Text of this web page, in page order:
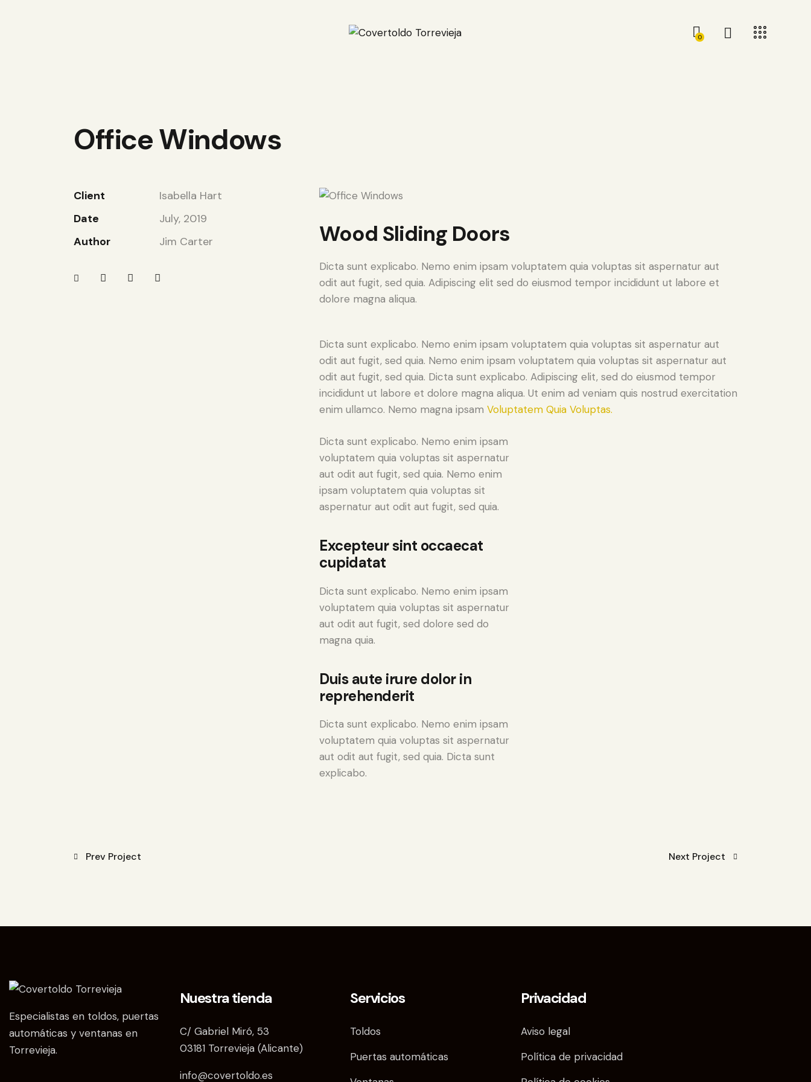
0
Office Windows
Client
Isabella Hart
Date
July, 2019
Author
Jim Carter Wood Sliding Doors
Dicta sunt explicabo. Nemo enim ipsam voluptatem quia voluptas sit aspernatur aut
odit aut fugit, sed quia. Adipiscing elit sed do eiusmod tempor incididunt ut labore et
dolore magna aliqua.
Dicta sunt explicabo. Nemo enim ipsam voluptatem quia voluptas sit aspernatur aut
odit aut fugit, sed quia. Nemo enim ipsam voluptatem quia voluptas sit aspernatur aut
odit aut fugit, sed quia. Dicta sunt explicabo. Adipiscing elit, sed do eiusmod tempor
incididunt ut labore et dolore magna aliqua. Ut enim ad veniam quis nostrud exercitation
enim ullamco. Nemo magna ipsam Voluptatem Quia Voluptas.
Dicta sunt explicabo. Nemo enim ipsam
voluptatem quia voluptas sit aspernatur
aut odit aut fugit, sed quia. Nemo enim
ipsam voluptatem quia voluptas sit
aspernatur aut odit aut fugit, sed quia.
Excepteur sint occaecat
cupidatat
Dicta sunt explicabo. Nemo enim ipsam
voluptatem quia voluptas sit aspernatur
aut odit aut fugit, sed dolore sed do
magna quia.
Duis aute irure dolor in
reprehenderit
Dicta sunt explicabo. Nemo enim ipsam
voluptatem quia voluptas sit aspernatur
aut odit aut fugit, sed quia. Dicta sunt
explicabo.
Prev Project Next Project
Especialistas en toldos, puertas
automáticas y ventanas en
Torrevieja.
Nuestra tienda
C/ Gabriel Miró, 53
03181 Torrevieja (Alicante)
info@covertoldo.es
Servicios
Toldos
Puertas automáticas
Privacidad
Aviso legal
Política de privacidad